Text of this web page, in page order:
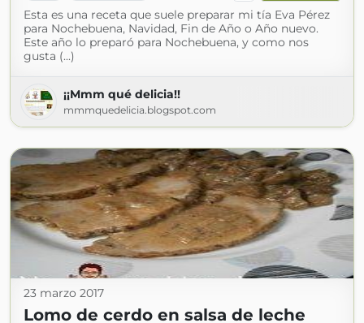
Esta es una receta que suele preparar mi tía Eva Pérez
para Nochebuena, Navidad, Fin de Año o Año nuevo.
Este año lo preparó para Nochebuena, y como nos
gusta (...)
¡¡Mmm qué delicia!!
mmmquedelicia.blogspot.com
23 marzo 2017
Lomo de cerdo en salsa de leche